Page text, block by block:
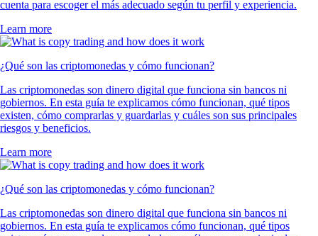
cuenta para escoger el más adecuado según tu perfil y experiencia.
Learn more
¿Qué son las criptomonedas y cómo funcionan?
Las criptomonedas son dinero digital que funciona sin bancos ni
gobiernos. En esta guía te explicamos cómo funcionan, qué tipos
existen, cómo comprarlas y guardarlas y cuáles son sus principales
riesgos y beneficios.
Learn more
¿Qué son las criptomonedas y cómo funcionan?
Las criptomonedas son dinero digital que funciona sin bancos ni
gobiernos. En esta guía te explicamos cómo funcionan, qué tipos